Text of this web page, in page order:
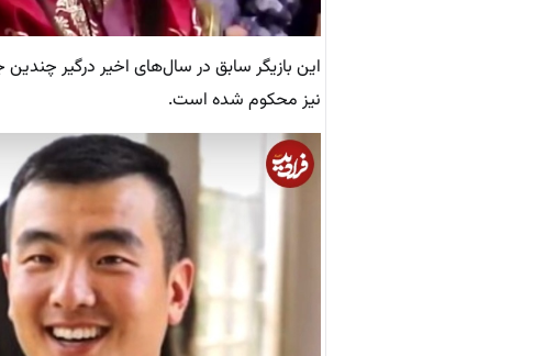
این بازیگر سابق در سال‌های اخیر درگیر
نیز محکوم شده است.